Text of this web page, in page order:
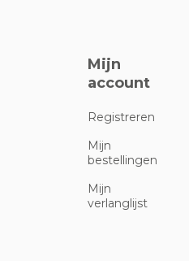
Mijn
account
Registreren
Mijn
bestellingen
Mijn
verlanglijst